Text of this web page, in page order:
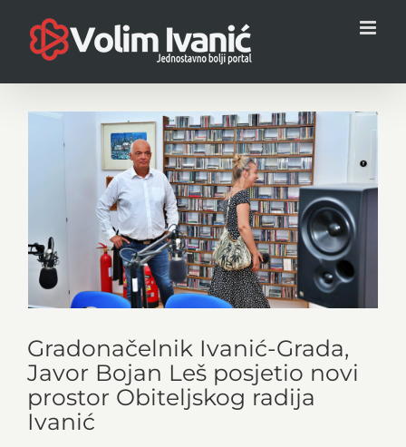
content
Larger
Gradonačelnik Ivanić-Grada,
Javor Bojan Leš posjetio novi
prostor Obiteljskog radija
Ivanić